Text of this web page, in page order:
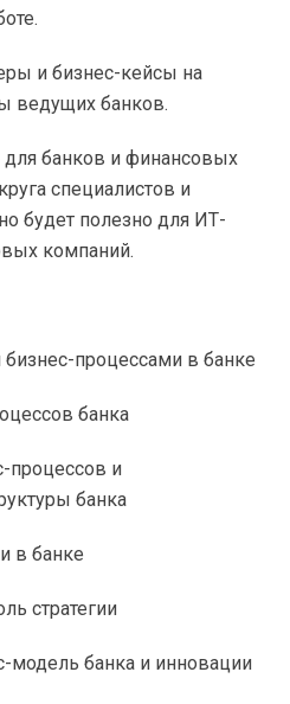
и бизнес-кейсы на
ведущих банков.
банков и финансовых
специалистов и
будет полезно для ИТ-
компаний.
процессами в банке
банка
процессов и
банка
в банке
стратегии
модель банка и инновации